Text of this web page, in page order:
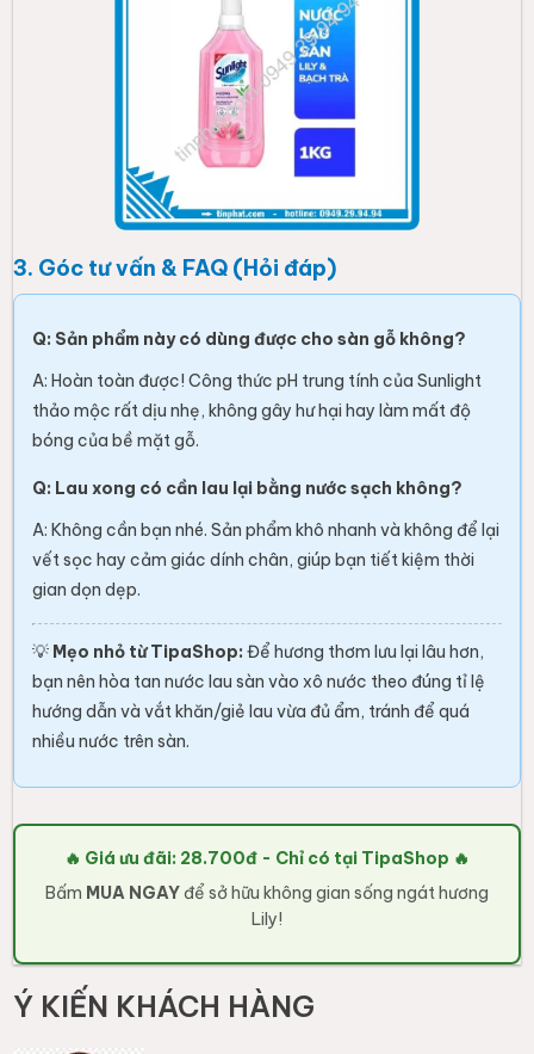
3. Góc tư vấn & FAQ (Hỏi đáp)
Q: Sản phẩm này có dùng được cho sàn gỗ không?
A: Hoàn toàn được! Công thức pH trung tính của Sunlight
thảo mộc rất dịu nhẹ, không gây hư hại hay làm mất độ
bóng của bề mặt gỗ.
Q: Lau xong có cần lau lại bằng nước sạch không?
A: Không cần bạn nhé. Sản phẩm khô nhanh và không để lại
vết sọc hay cảm giác dính chân, giúp bạn tiết kiệm thời
gian dọn dẹp.
💡 Mẹo nhỏ từ TipaShop: Để hương thơm lưu lại lâu hơn,
bạn nên hòa tan nước lau sàn vào xô nước theo đúng tỉ lệ
hướng dẫn và vắt khăn/giẻ lau vừa đủ ẩm, tránh để quá
nhiều nước trên sàn.
🔥 Giá ưu đãi: 28.700đ - Chỉ có tại TipaShop 🔥
Bấm MUA NGAY để sở hữu không gian sống ngát hương
Lily!
Ý KIẾN KHÁCH HÀNG